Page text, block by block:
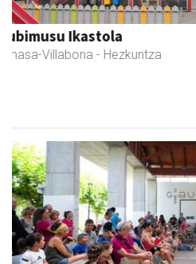
Eizmendi ile-apaindegia
Amasa-Villabona - Ile-apaindegiak
Previous